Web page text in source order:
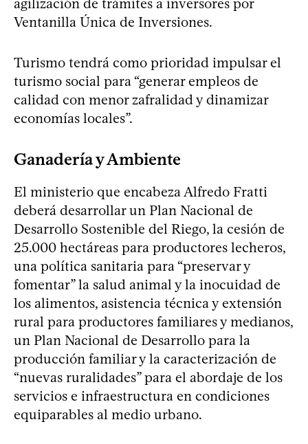
Ventanilla Única de Inversiones.
Turismo tendrá como prioridad impulsar el
turismo social para “generar empleos de
calidad con menor zafralidad y dinamizar
economías locales”.
Ganadería y Ambiente
El ministerio que encabeza Alfredo Fratti
deberá desarrollar un Plan Nacional de
Desarrollo Sostenible del Riego, la cesión de
25.000 hectáreas para productores lecheros,
una política sanitaria para “preservar y
fomentar” la salud animal y la inocuidad de
los alimentos, asistencia técnica y extensión
rural para productores familiares y medianos,
un Plan Nacional de Desarrollo para la
producción familiar y la caracterización de
“nuevas ruralidades” para el abordaje de los
servicios e infraestructura en condiciones
equiparables al medio urbano.